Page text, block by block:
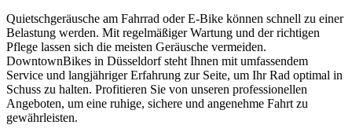
Quietschgeräusche am Fahrrad oder E-Bike können schnell zu einer
Belastung werden. Mit regelmäßiger Wartung und der richtigen
Pflege lassen sich die meisten Geräusche vermeiden.
DowntownBikes in Düsseldorf steht Ihnen mit umfassendem
Service und langjähriger Erfahrung zur Seite, um Ihr Rad optimal in
Schuss zu halten. Profitieren Sie von unseren professionellen
Angeboten, um eine ruhige, sichere und angenehme Fahrt zu
gewährleisten.